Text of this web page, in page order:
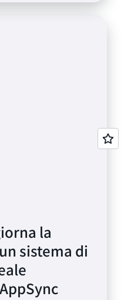
la
sistema di